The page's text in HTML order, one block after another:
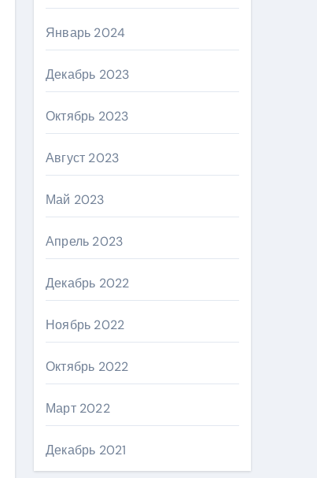
Январь 2024
Декабрь 2023
Октябрь 2023
Август 2023
Май 2023
Апрель 2023
Декабрь 2022
Ноябрь 2022
Октябрь 2022
Март 2022
Декабрь 2021